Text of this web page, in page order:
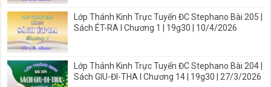
Lớp Thánh Kinh Trực Tuyến ĐC Stephano Bài 205 |
Sách ÉT-RA I Chương 1 | 19g30 | 10/4/2026
Lớp Thánh Kinh Trực Tuyến ĐC Stephano Bài 204 |
Sách GIU-ĐI-THA I Chương 14 | 19g30 | 27/3/2026